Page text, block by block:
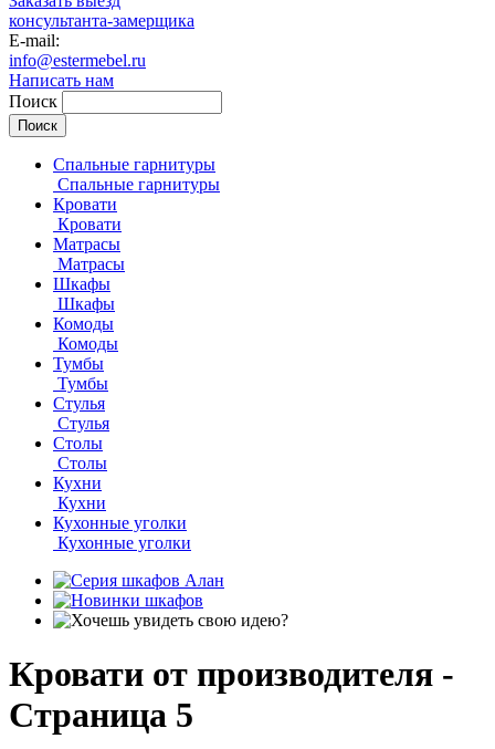
консультанта-замерщика
E-mail:
info@estermebel.ru
Написать нам
Поиск
Спальные гарнитуры
Спальные гарнитуры
Кровати
Кровати
Матрасы
Матрасы
Шкафы
Шкафы
Комоды
Комоды
Тумбы
Тумбы
Стулья
Стулья
Столы
Столы
Кухни
Кухни
Кухонные уголки
Кухонные уголки
Кровати от производителя -
Страница 5